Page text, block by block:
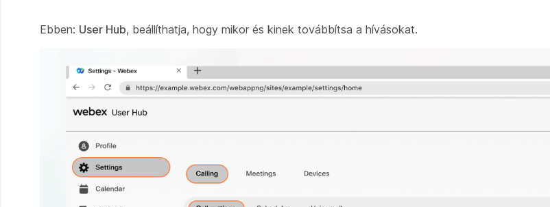
Ebben: User Hub, beállíthatja, hogy mikor és kinek továbbítsa a hívásokat.